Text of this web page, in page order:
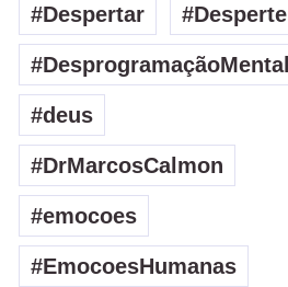
#Despertar #Desperte
#DesprogramaçãoMental
#deus
#DrMarcosCalmon
#emocoes
#EmocoesHumanas